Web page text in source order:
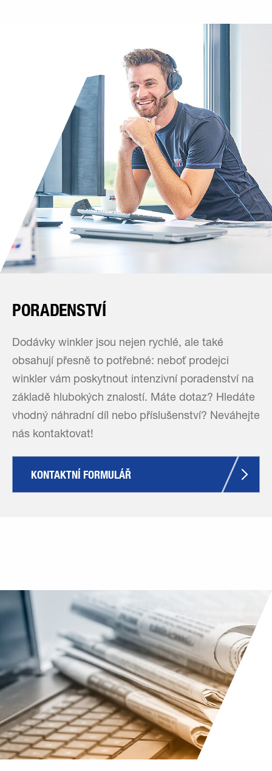
PORADENSTVÍ
Dodávky winkler jsou nejen rychlé, ale také
obsahují přesně to potřebné: neboť prodejci
winkler vám poskytnout intenzivní poradenství na
základě hlubokých znalostí. Máte dotaz? Hledáte
vhodný náhradní díl nebo příslušenství? Neváhejte
nás kontaktovat!
KONTAKTNÍ FORMULÁŘ